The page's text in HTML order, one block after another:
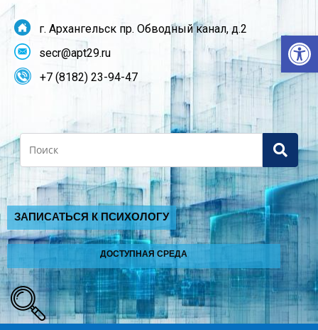
г. Архангельск пр. Обводный канал, д.2
secr@apt29.ru
+7 (8182) 23-94-47
Search
ЗАПИСАТЬСЯ К ПСИХОЛОГУ
ДОСТУПНАЯ СРЕДА